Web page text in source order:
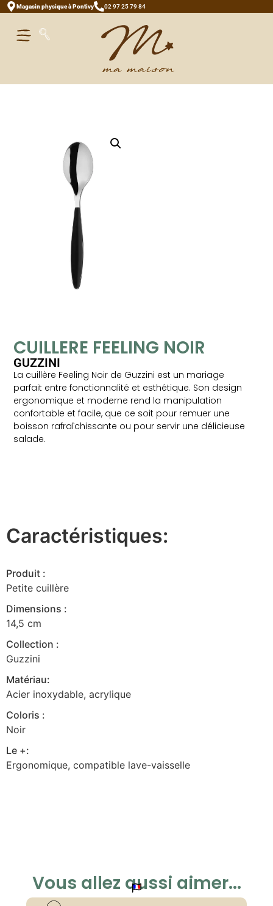
Magasin physique à Pontivy 02 97 25 79 84
CUILLERE FEELING NOIR
GUZZINI
La cuillère Feeling Noir de Guzzini est un mariage
parfait entre fonctionnalité et esthétique. Son design
ergonomique et moderne rend la manipulation
confortable et facile, que ce soit pour remuer une
boisson rafraîchissante ou pour servir une délicieuse
salade.
Caractéristiques:
Produit :
Petite cuillère
Dimensions :
14,5 cm
Collection :
Guzzini
Matériau:
Acier inoxydable, acrylique
Coloris :
Noir
Le +:
Ergonomique, compatible lave-vaisselle
Vous allez aussi aimer...